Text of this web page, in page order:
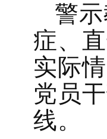
警
症、
实际
党员
线。